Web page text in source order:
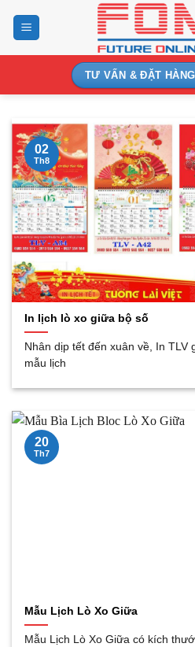
TƯ VẤN & ĐẶT
In lịch lò xo giữa bộ số
Nhân dịp tết đến xuân về, In TLV
mẫu lịch
02
Th8
Mẫu Lịch Lò Xo Giữa
Mẫu Lịch Lò Xo Giữa có kích
20
Th7